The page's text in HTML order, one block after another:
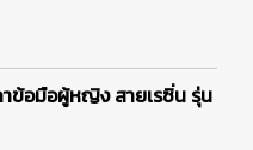
ข้อมือผู้หญิง สายเรซิ่น รุ่น